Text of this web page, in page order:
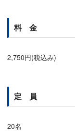
料 金
2,750円(税込み)
定 員
20名